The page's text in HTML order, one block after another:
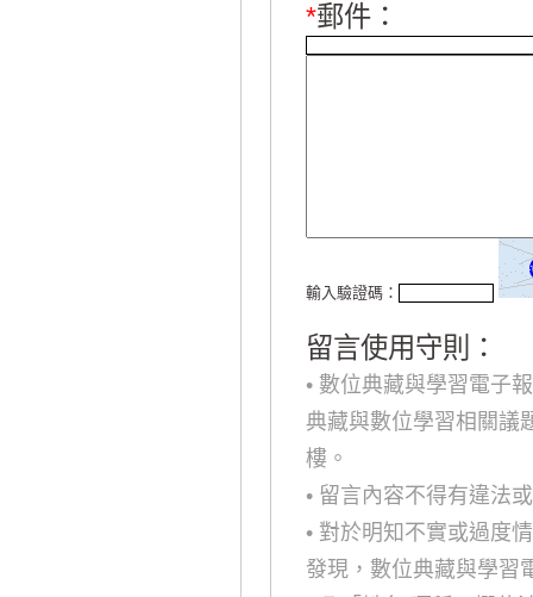
*郵件：
輸入驗證碼：
留言使用守則：
• 數位典藏與學習電子
典藏與數位學習相關議
樓。
• 留言內容不得有違法
• 對於明知不實或過度
發現，數位典藏與學習